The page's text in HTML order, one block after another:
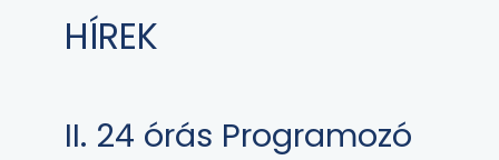
HÍREK
II. 24 órás Programozó